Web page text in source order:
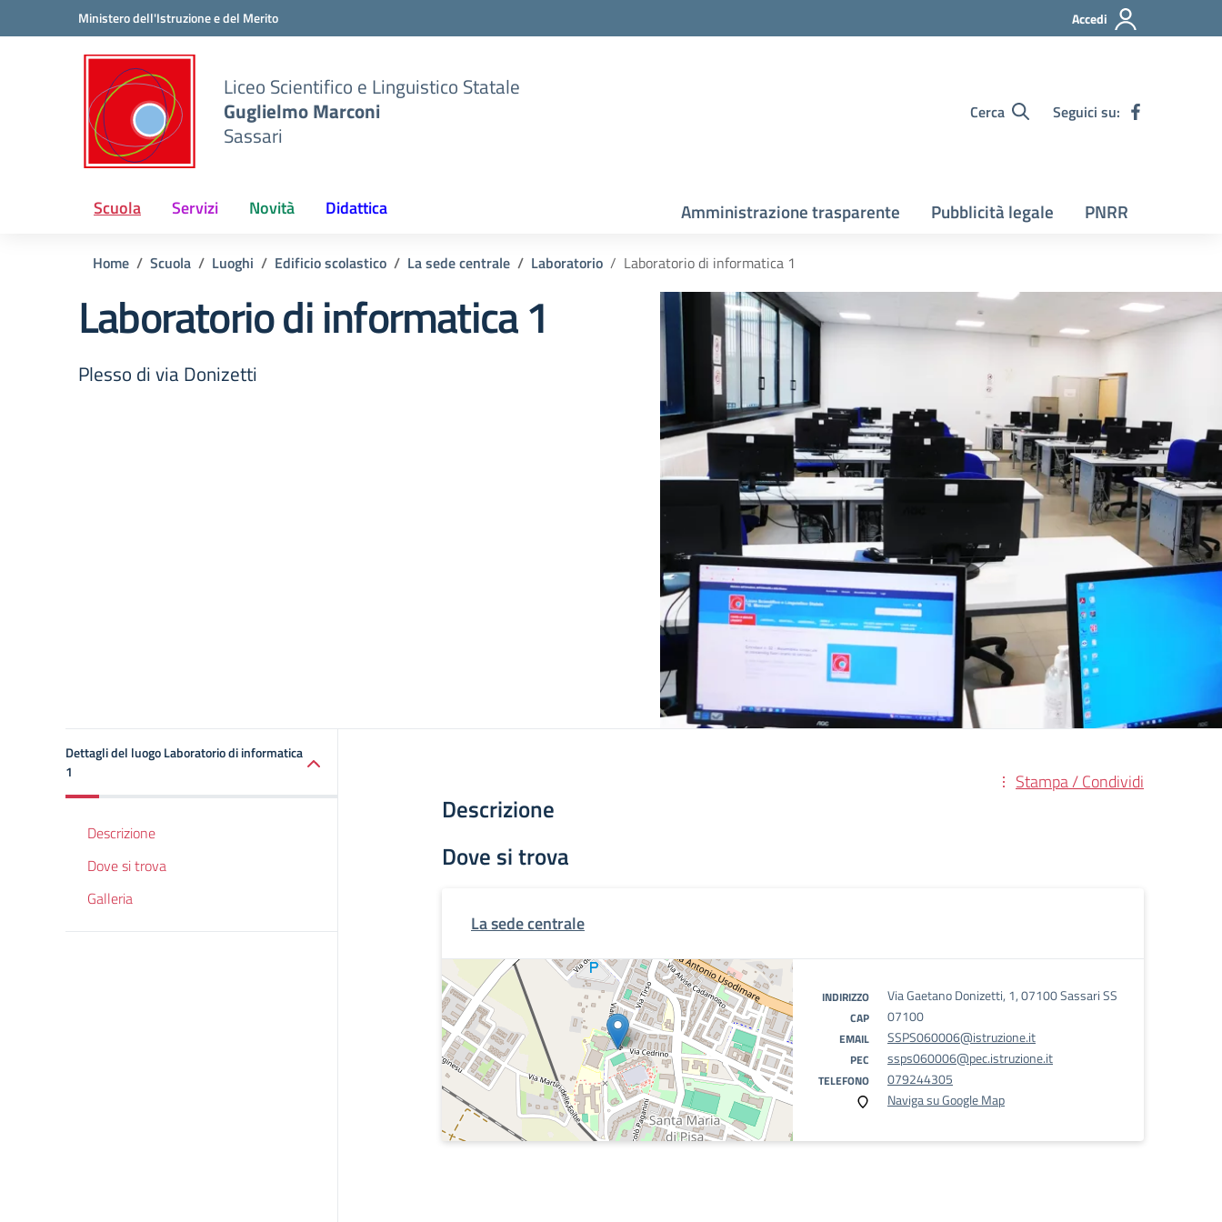
Vai ai contenuti
Vai al menu di navigazioneMinistero dell'Istruzione e del Merito Accedi
Liceo Scientifico e Linguistico Statale
Guglielmo Marconi
Sassari
Cerca Seguici su:
Scuola Servizi Novità Didattica Amministrazione trasparente Pubblicità legale PNRR
Home Scuola Luoghi Edificio scolastico La sede centrale Laboratorio Laboratorio di informatica 1
Laboratorio di informatica 1
Plesso di via Donizetti
Dettagli del luogo Laboratorio di informatica
1
Descrizione
Dove si trova
Galleria
Stampa / Condividi
Descrizione
Dove si trova
La sede centrale
INDIRIZZO Via Gaetano Donizetti, 1, 07100 Sassari SS
CAP 07100
EMAIL SSPS060006@istruzione.it
PEC ssps060006@pec.istruzione.it
TELEFONO
079244305
Naviga su Google Map